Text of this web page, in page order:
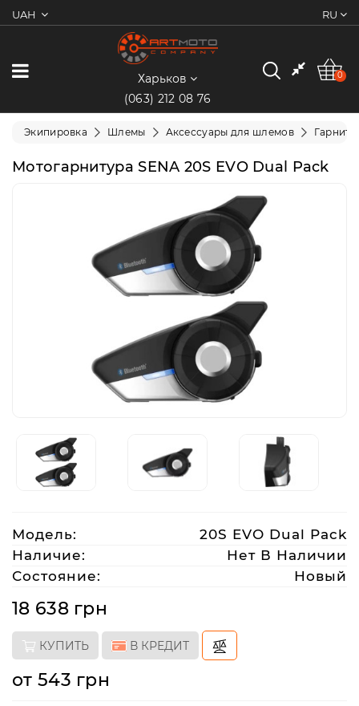
UAH RU
0
Категории
Мотоциклы
Электротранспорт
Аксессуары
(063)
212
08
76
artmoto.info@gmail.com
Режим
Харьков
(063) 212 08 76
0
Экипировка Шлемы Аксессуары для шлемов
Мотогарнитура SENA 20S EVO Dual Pack
Модель:
20S EVO Dual Pack
Наличие:
Нет В Наличии
Состояние:
Новый
18 638 грн
КУПИТЬ В КРЕДИТ
от 543 грн